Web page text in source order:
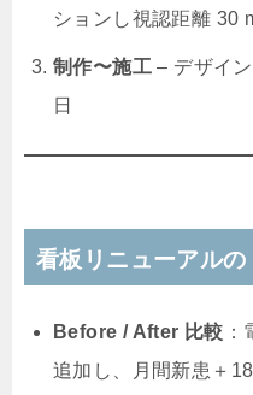
ションし視認距離 30
制作〜施工 – デザイ
日
看板リニューアル
Before / After 比較
追加し、月間新患＋